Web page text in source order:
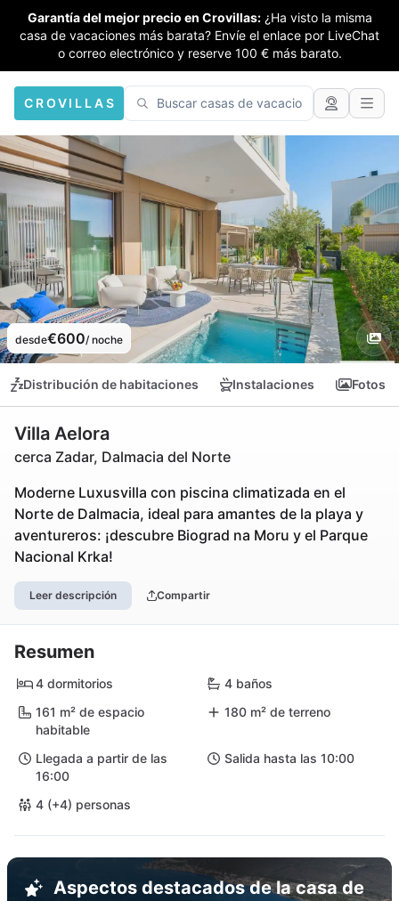
Garantía del mejor precio en Crovillas: ¿Ha visto la misma
casa de vacaciones más barata? Envíe el enlace por LiveChat
o correo electrónico y reserve 100 € más barato.
CROVILLAS
desde€600/ noche
Distribución de habitaciones Instalaciones Fotos
Villa Aelora
cerca Zadar, Dalmacia del Norte
Moderne Luxusvilla con piscina climatizada en el
Norte de Dalmacia, ideal para amantes de la playa y
aventureros: ¡descubre Biograd na Moru y el Parque
Nacional Krka!
Leer descripción Compartir
Resumen
4 dormitorios
4 baños
161 m² de espacio
habitable
180 m² de terreno
Llegada a partir de las
16:00
Salida hasta las 10:00
4 (+4) personas
Aspectos destacados de la casa de